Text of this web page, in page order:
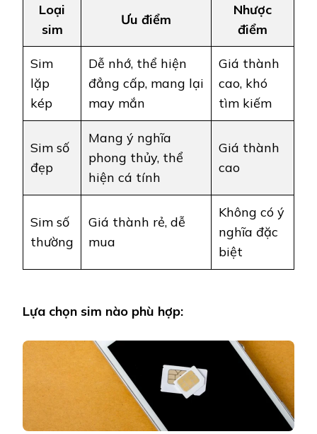
Loại
sim
Ưu điểm
Nhược
điểm
Sim
lặp
kép
Dễ nhớ, thể hiện
đẳng cấp, mang lại
may mắn
Giá thành
cao, khó
tìm kiếm
Sim số
đẹp
Mang ý nghĩa
phong thủy, thể
hiện cá tính
Giá thành
cao
Sim số
thường
Giá thành rẻ, dễ
mua
Không có ý
nghĩa đặc
biệt
Lựa chọn sim nào phù hợp: